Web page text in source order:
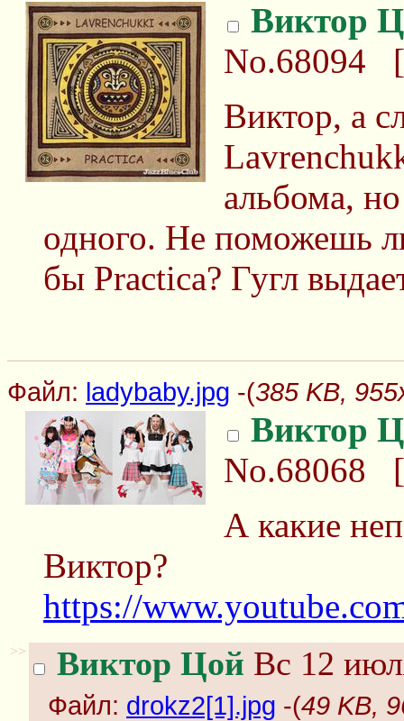
Виктор
No.68094 [
Виктор, а
альбома,
одного. Не поможешь
бы Practica? Гугл
Файл: ladybaby.jpg -(385 KB,
Виктор
No.68068 [
А какие
Виктор?
https://
>> Виктор Цой Вс 12
Файл: drokz2[1].jpg -(49 KB,